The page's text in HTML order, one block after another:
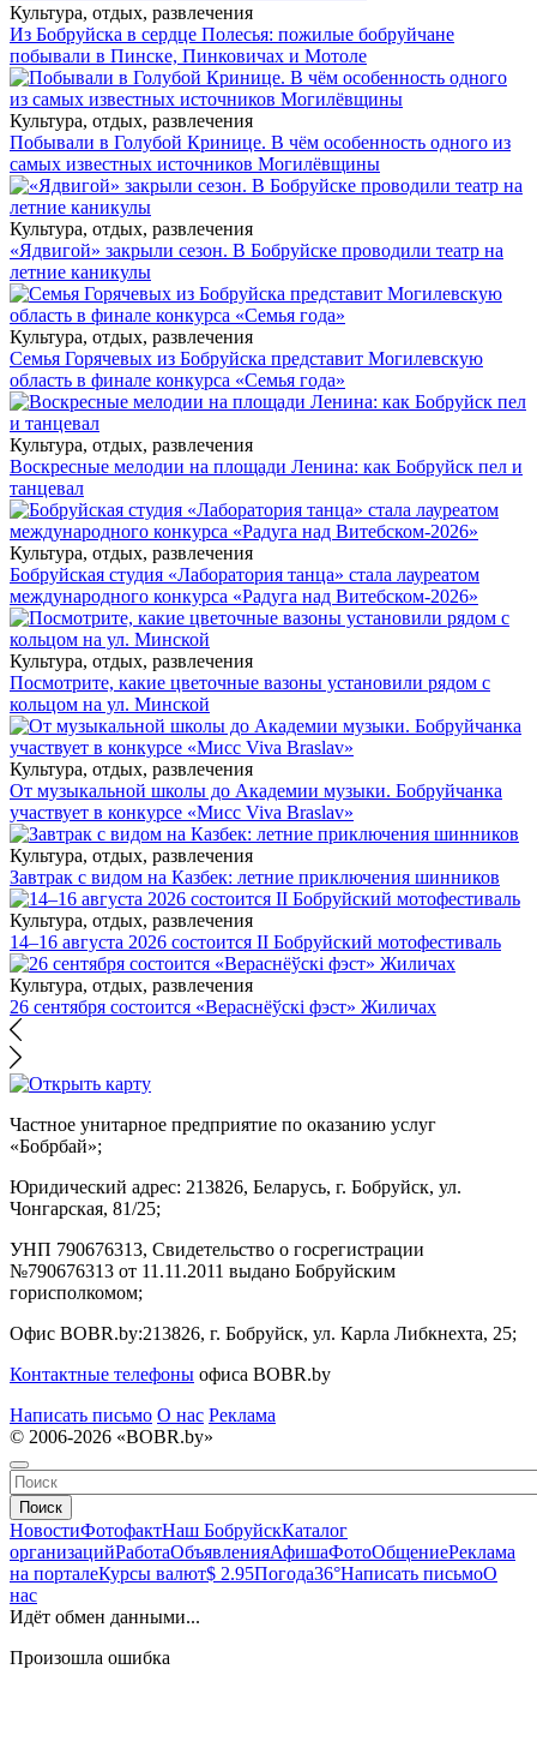
Культура, отдых, развлечения
Из Бобруйска в сердце Полесья: пожилые бобруйчане
побывали в Пинске, Пинковичах и Мотоле
Культура, отдых, развлечения
Побывали в Голубой Кринице. В чём особенность одного из
самых известных источников Могилёвщины
Культура, отдых, развлечения
«Ядвигой» закрыли сезон. В Бобруйске проводили театр на
летние каникулы
Культура, отдых, развлечения
Семья Горячевых из Бобруйска представит Могилевскую
область в финале конкурса «Семья года»
Культура, отдых, развлечения
Воскресные мелодии на площади Ленина: как Бобруйск пел и
танцевал
Культура, отдых, развлечения
Бобруйская студия «Лаборатория танца» стала лауреатом
международного конкурса «Радуга над Витебском-2026»
Культура, отдых, развлечения
Посмотрите, какие цветочные вазоны установили рядом с
кольцом на ул. Минской
Культура, отдых, развлечения
От музыкальной школы до Академии музыки. Бобруйчанка
участвует в конкурсе «Мисс Viva Braslav»
Культура, отдых, развлечения
Завтрак с видом на Казбек: летние приключения шинников
Культура, отдых, развлечения
14–16 августа 2026 состоится II Бобруйский мотофестиваль
Культура, отдых, развлечения
26 сентября состоится «Вераснёўскі фэст» Жиличах
Частное унитарное предприятие по оказанию услуг
«Бобрбай»;
Юридический адрес: 213826, Беларусь, г. Бобруйск, ул.
Чонгарская, 81/25;
УНП 790676313, Свидетельство о госрегистрации
№790676313 от 11.11.2011 выдано Бобруйским
горисполкомом;
Офис BOBR.by:213826, г. Бобруйск, ул. Карла Либкнехта, 25;
Контактные телефоны офиса BOBR.by
Написать письмо О нас Реклама
© 2006-2026 «BOBR.by»
Поиск
НовостиФотофактНаш БобруйскКаталог
организацийРаботаОбъявленияАфишаФотоОбщениеРеклама
на порталеКурсы валют$ 2.95Погода36°Написать письмоО
нас
Идёт обмен данными...
Произошла ошибка